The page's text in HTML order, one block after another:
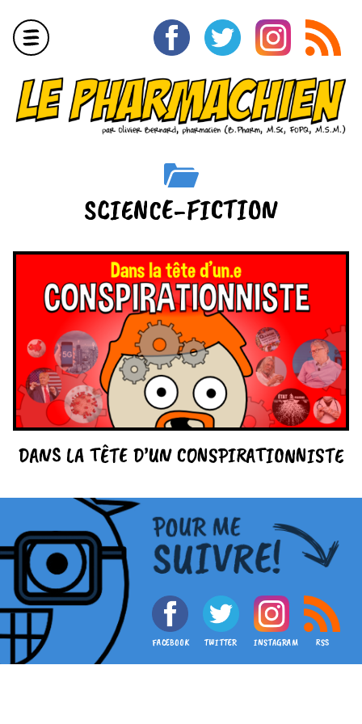
au
contenu
SCIENCE-FICTION
DANS LA TÊTE D’UN CONSPIRATIONNISTE
FACEBOOK TWITTER INSTAGRAM RSS